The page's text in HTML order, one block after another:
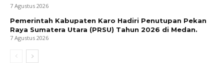
7 Agustus 2026
Pemerintah Kabupaten Karo Hadiri Penutupan Pekan
Raya Sumatera Utara (PRSU) Tahun 2026 di Medan.
7 Agustus 2026